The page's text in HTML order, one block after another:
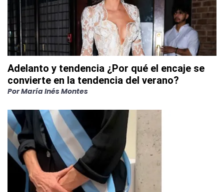
Adelanto y tendencia ¿Por qué el encaje se
convierte en la tendencia del verano?
PorMaría Inés Montes